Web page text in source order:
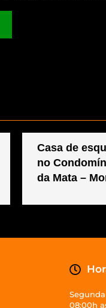
Casa de
no
da Mata –
08:00h